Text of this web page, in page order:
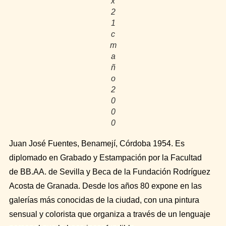
2
1
c
m
a
ñ
o
2
0
0
0
Juan José Fuentes, Benamejí, Córdoba 1954. Es
diplomado en Grabado y Estampación por la Facultad
de BB.AA. de Sevilla y Beca de la Fundación Rodríguez
Acosta de Granada. Desde los años 80 expone en las
galerías más conocidas de la ciudad, con una pintura
sensual y colorista que organiza a través de un lenguaje